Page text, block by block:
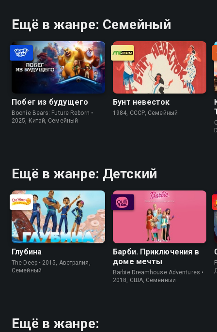
Ещё в жанре: Семейный
Побег из будущего
Boonie Bears: Future Reborn •
2025, Китай, Семейный
Бунт невесток
1984, СССР, Семейный
Ещё в жанре: Детский
Глубина
The Deep • 2015, Австралия,
Семейный
Барби. Приключения в
доме мечты
Barbie Dreamhouse Adventures •
2018, США, Семейный
Ещё в жанре: